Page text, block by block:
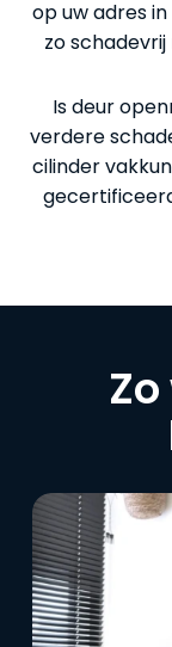
op uw adres
zo
Is deur
verdere
cilinder